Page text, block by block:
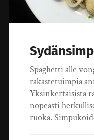
Spaghetti alle
rakastetuimpia
Yksinkertaisista
nopeasti
ruoka.